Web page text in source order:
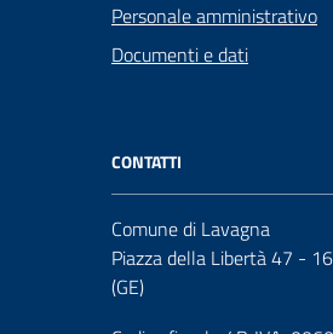
Personale amministrativo
Documenti e dati
CONTATTI
Comune di Lavagna
Piazza della Libertà 47 -
(GE)